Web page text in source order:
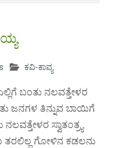
ಕವಿ-ಕಾವ್ಯ
ಬಂತು ನಲವತ್ತೇಳರ
ಜನಗಳ ತಿನ್ನುವ ಬಾಯಿಗೆ
ಸ್ವಾತಂತ್ರ್ಯ
ಗೋಳಿನ ಕಡಲನು